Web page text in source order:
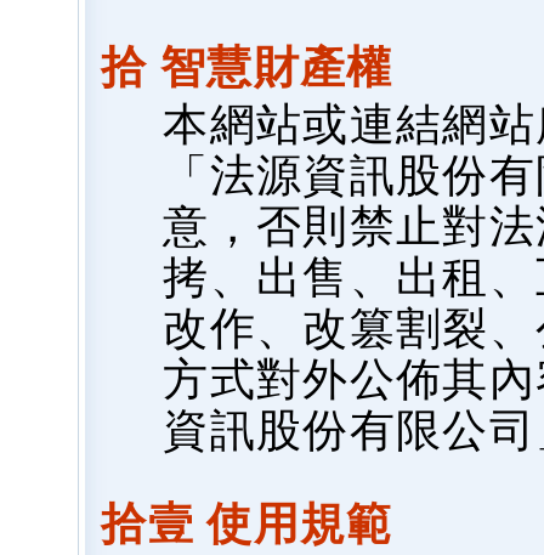
拾 智慧財產權
本網站或連結網
「法源資訊股份
意，否則禁止對
拷、出售、出租
改作、改篡割裂
方式對外公佈其
資訊股份有限公
拾壹 使用規範